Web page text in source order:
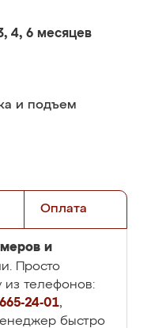
4, 6 месяцев
и подъем
Оплата
и
Просто
из телефонов:
24-01,
быстро